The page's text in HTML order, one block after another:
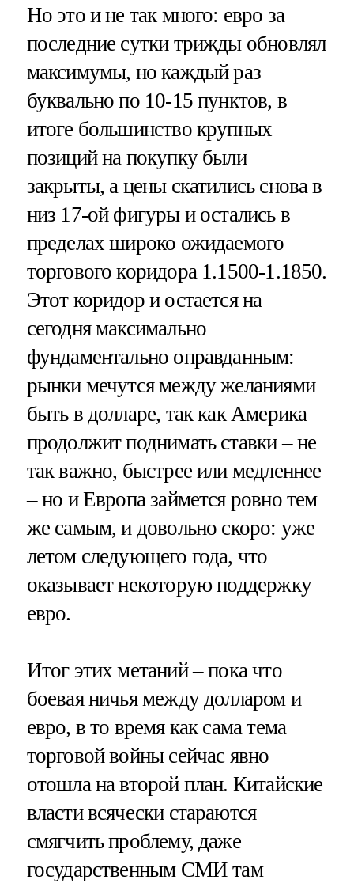
Но это и не так много: евро за
последние сутки трижды обновлял
максимумы, но каждый раз
буквально по 10-15 пунктов, в
итоге большинство крупных
позиций на покупку были
закрыты, а цены скатились снова в
низ 17-ой фигуры и остались в
пределах широко ожидаемого
торгового коридора 1.1500-1.1850.
Этот коридор и остается на
сегодня максимально
фундаментально оправданным:
рынки мечутся между желаниями
быть в долларе, так как Америка
продолжит поднимать ставки – не
так важно, быстрее или медленнее
– но и Европа займется ровно тем
же самым, и довольно скоро: уже
летом следующего года, что
оказывает некоторую поддержку
евро.
Итог этих метаний – пока что
боевая ничья между долларом и
евро, в то время как сама тема
торговой войны сейчас явно
отошла на второй план. Китайские
власти всячески стараются
смягчить проблему, даже
государственным СМИ там